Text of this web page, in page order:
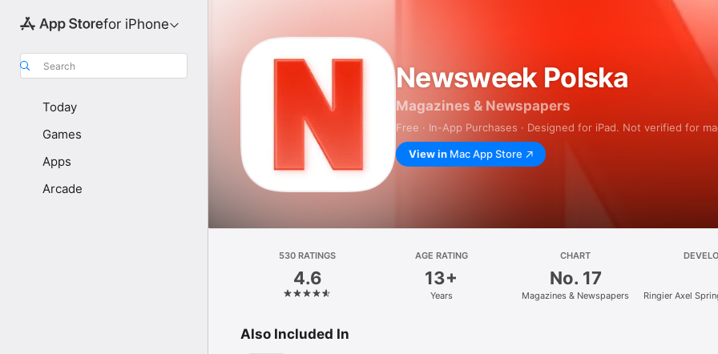
for iPhone
Search
Today
Games
Apps
Arcade
Newsweek Polska
Magazines & Newspapers
Free · In-App Purchases · Designed for iPad. Not verified for
View in Mac App Store
530 RATINGS
4.6
AGE RATING
13+
Years
CHART
No. 17
Magazines & Newspapers
Ringier Axel
Also Included In